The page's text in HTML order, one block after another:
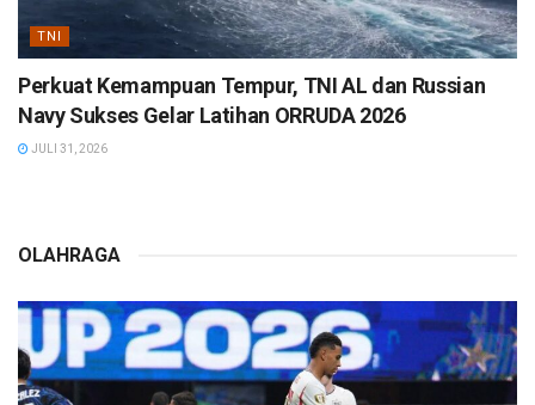
TNI
Perkuat Kemampuan Tempur, TNI AL dan Russian
Navy Sukses Gelar Latihan ORRUDA 2026
JULI 31, 2026
OLAHRAGA